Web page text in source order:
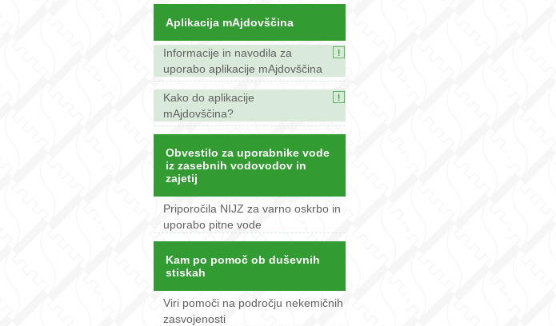
Aplikacija mAjdovščina
Informacije in navodila za
uporabo aplikacije mAjdovščina
Kako do aplikacije
mAjdovščina?
Obvestilo za uporabnike vode
iz zasebnih vodovodov in
zajetij
Priporočila NIJZ za varno oskrbo in
uporabo pitne vode
Kam po pomoč ob duševnih
stiskah
Viri pomoči na področju nekemičnih
zasvojenosti